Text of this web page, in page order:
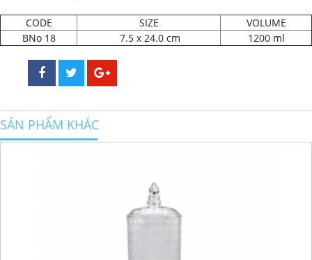
CODE SIZE
VOLUME
BNo 18
7.5 x 24.0 cm 1200 ml
SẢN PHẨM KHÁC